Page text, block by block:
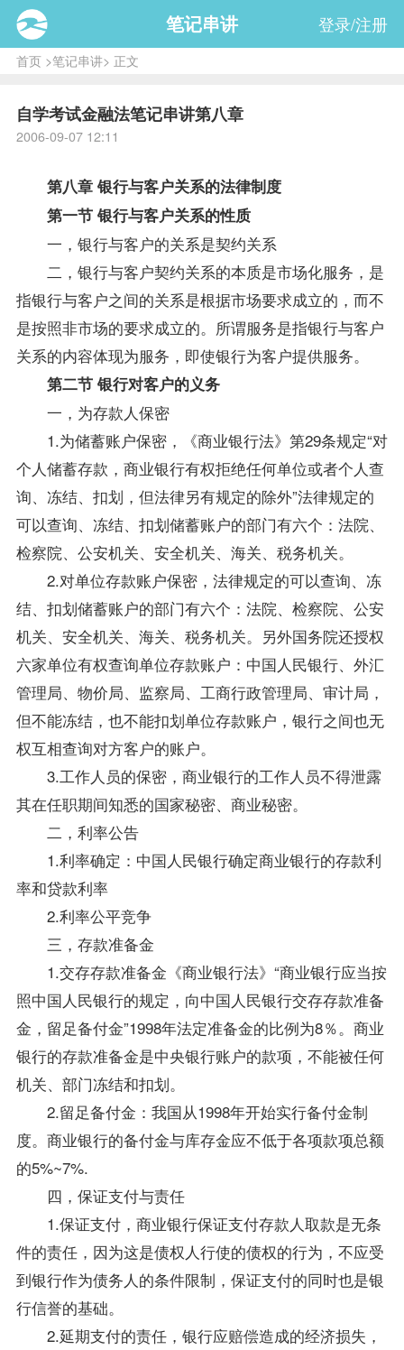
笔记串讲 登录/注册
首页>笔记串讲> 正文
自学考试金融法笔记串讲第八章
2006-09-07 12:11
第八章 银行与客户关系的法律制度
第一节 银行与客户关系的性质
一，银行与客户的关系是契约关系
二，银行与客户契约关系的本质是市场化服务，是
指银行与客户之间的关系是根据市场要求成立的，而不
是按照非市场的要求成立的。所谓服务是指银行与客户
关系的内容体现为服务，即使银行为客户提供服务。
第二节 银行对客户的义务
一，为存款人保密
1.为储蓄账户保密，《商业银行法》第29条规定“对
个人储蓄存款，商业银行有权拒绝任何单位或者个人查
询、冻结、扣划，但法律另有规定的除外”法律规定的
可以查询、冻结、扣划储蓄账户的部门有六个：法院、
检察院、公安机关、安全机关、海关、税务机关。
2.对单位存款账户保密，法律规定的可以查询、冻
结、扣划储蓄账户的部门有六个：法院、检察院、公安
机关、安全机关、海关、税务机关。另外国务院还授权
六家单位有权查询单位存款账户：中国人民银行、外汇
管理局、物价局、监察局、工商行政管理局、审计局，
但不能冻结，也不能扣划单位存款账户，银行之间也无
权互相查询对方客户的账户。
3.工作人员的保密，商业银行的工作人员不得泄露
其在任职期间知悉的国家秘密、商业秘密。
二，利率公告
1.利率确定：中国人民银行确定商业银行的存款利
率和贷款利率
2.利率公平竞争
三，存款准备金
1.交存存款准备金《商业银行法》“商业银行应当按
照中国人民银行的规定，向中国人民银行交存存款准备
金，留足备付金”1998年法定准备金的比例为8％。商业
银行的存款准备金是中央银行账户的款项，不能被任何
机关、部门冻结和扣划。
2.留足备付金：我国从1998年开始实行备付金制
度。商业银行的备付金与库存金应不低于各项款项总额
的5%~7%.
四，保证支付与责任
1.保证支付，商业银行保证支付存款人取款是无条
件的责任，因为这是债权人行使的债权的行为，不应受
到银行作为债务人的条件限制，保证支付的同时也是银
行信誉的基础。
2.延期支付的责任，银行应赔偿造成的经济损失，